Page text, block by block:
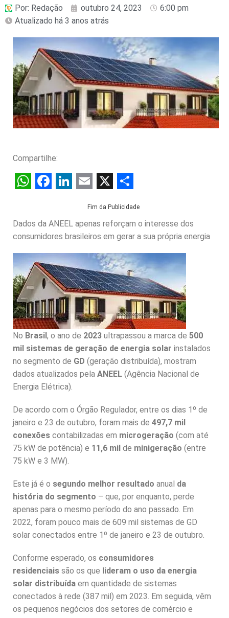
Por: Redação outubro 24, 2023
6:00 pm
Atualizado há 3 anos atrás
Compartilhe:
a
s
A
p
p
c
b
o
o
k
n
e
d
I
n
m
a
l
h
a
r
e
Fim da Publicidade
Dados da ANEEL apenas reforçam o interesse dos
consumidores brasileiros em gerar a sua própria energia
No Brasil , o ano de 2023 ultrapassou a marca de 500
mil sistemas de geração de energia solar instalados
no segmento de GD (geração distribuída), mostram
dados atualizados pela ANEEL (Agência Nacional de
Energia Elétrica).
De acordo com o Órgão Regulador, entre os dias 1º de
janeiro e 23 de outubro, foram mais de 497,7 mil
conexões contabilizadas em microgeração (com até
75 kW de potência) e 11,6 mil de minigeração (entre
75 kW e 3 MW).
Este já é o segundo melhor resultado anual da
história do segmento – que, por enquanto, perde
apenas para o mesmo período do ano passado. Em
2022, foram pouco mais de 609 mil sistemas de GD
solar conectados entre 1º de janeiro e 23 de outubro.
Conforme esperado, os consumidores
residenciais são os que lideram o uso da energia
solar distribuída em quantidade de sistemas
conectados à rede (387 mil) em 2023. Em seguida, vêm
os pequenos negócios dos setores de comércio e